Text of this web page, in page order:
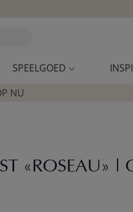
SPEELGOED
NU
«ROSEAU» |